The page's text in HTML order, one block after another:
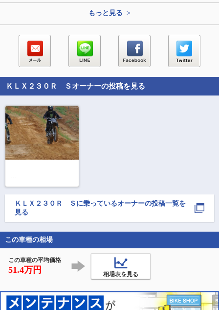
もっと見る >
ＫＬＸ２３０Ｒ Ｓ オーナーの投稿を見る
ました
そんなバイクに乗って
大丈夫？それは動画を
#150ｃｍ #バイク女子 #
低身長 #納車 #足がつか
ない
#乗れないバイク #乗り
ます #オフ
ＫＬＸ２３０Ｒ Ｓ に乗っているオーナーの投稿一覧を
見る
この車種の相場
この車種の平均価格
51.4万円 相場表を見る